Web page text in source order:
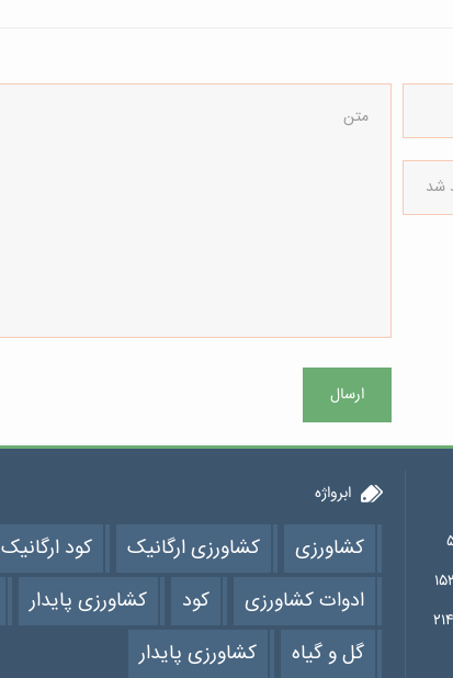
ارسال
ابرواژه
کشاورزی کشاورزی ارگانیک کود ارگانیک
ادوات کشاورزی
کود کشاورزی پایدار
گل و گیاه
کشاورزی پایدار